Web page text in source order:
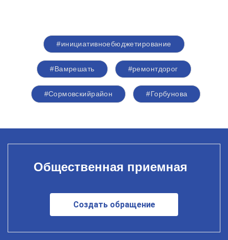
#инициативноебюджетирование
#Вамрешать #ремонтдорог
#Сормовскийрайон #Горбунова
Общественная приемная
Создать обращение